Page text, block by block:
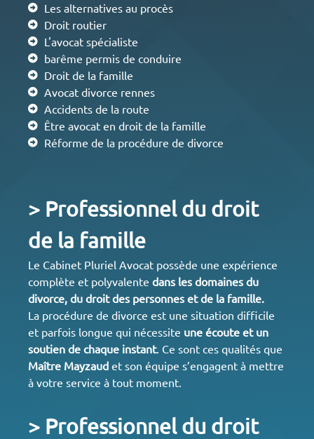
Les alternatives au procès
Droit routier
L'avocat spécialiste
barême permis de conduire
Droit de la famille
Avocat divorce rennes
Accidents de la route
Être avocat en droit de la famille
Réforme de la procédure de divorce
> Professionnel du droit
de la famille
Le Cabinet Pluriel Avocat possède une expérience
complète et polyvalente dans les domaines du
divorce, du droit des personnes et de la famille.
La procédure de divorce est une situation difficile
et parfois longue qui nécessite une écoute et un
soutien de chaque instant. Ce sont ces qualités que
Maître Mayzaud et son équipe s’engagent à mettre
à votre service à tout moment.
> Professionnel du droit